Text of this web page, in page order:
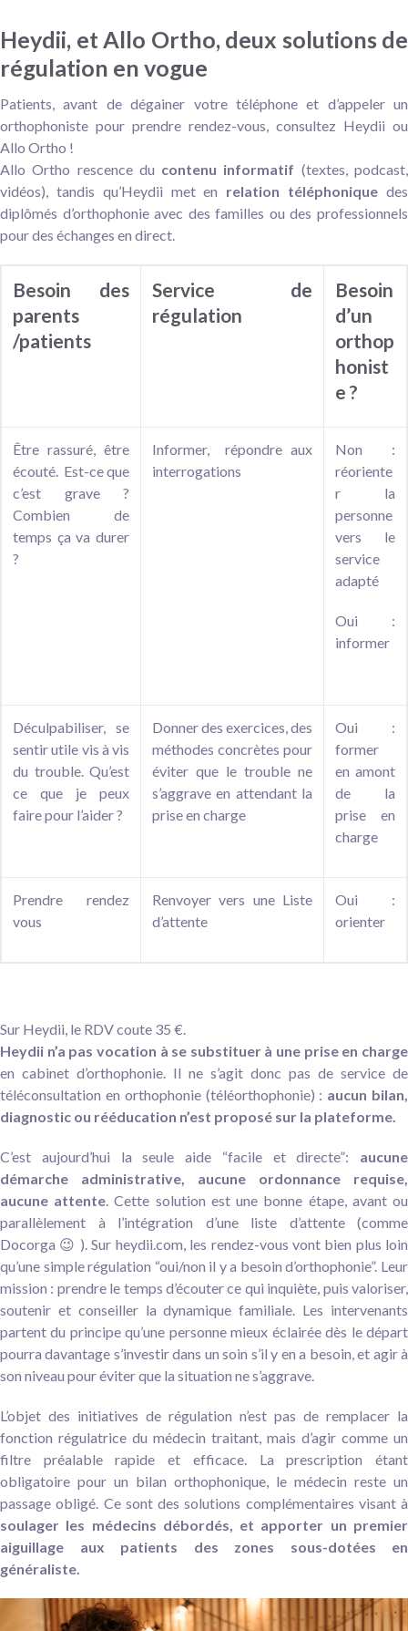
Heydii, et Allo Ortho, deux solutions de
régulation en vogue
Patients, avant de dégainer votre téléphone et d’appeler un
orthophoniste pour prendre rendez-vous, consultez Heydii ou
Allo Ortho !
Allo Ortho rescence du contenu informatif (textes, podcast,
vidéos), tandis qu’Heydii met en relation téléphonique des
diplômés d’orthophonie avec des familles ou des professionnels
pour des échanges en direct.
Besoin des
parents
/patients
Service de
régulation
Besoin
d’un
orthop
honist
e ?
Être rassuré, être
écouté. Est-ce que
c’est grave ?
Combien de
temps ça va durer
?
Informer, répondre aux
interrogations
Non :
réoriente
r la
personne
vers le
service
adapté
Oui :
informer
Déculpabiliser, se
sentir utile vis à vis
du trouble. Qu’est
ce que je peux
faire pour l’aider ?
Donner des exercices, des
méthodes concrètes pour
éviter que le trouble ne
s’aggrave en attendant la
prise en charge
Oui :
former
en amont
de la
prise en
charge
Prendre rendez
vous
Renvoyer vers une Liste
d’attente
Oui :
orienter
Sur Heydii, le RDV coute 35 €.
Heydii n’a pas vocation à se substituer à une prise en charge
en cabinet d’orthophonie. Il ne s’agit donc pas de service de
téléconsultation en orthophonie (téléorthophonie) : aucun bilan,
diagnostic ou rééducation n’est proposé sur la plateforme.
C’est aujourd’hui la seule aide “facile et directe”: aucune
démarche administrative, aucune ordonnance requise,
aucune attente.Cette solution est une bonne étape, avant ou
parallèlement à l’intégration d’une liste d’attente (comme
Docorga 😉 ). Sur heydii.com, les rendez-vous vont bien plus loin
qu’une simple régulation “oui/non il y a besoin d’orthophonie”. Leur
mission : prendre le temps d’écouter ce qui inquiète, puis valoriser,
soutenir et conseiller la dynamique familiale. Les intervenants
partent du principe qu’une personne mieux éclairée dès le départ
pourra davantage s’investir dans un soin s’il y en a besoin, et agir à
son niveau pour éviter que la situation ne s’aggrave.
L’objet des initiatives de régulation n’est pas de remplacer la
fonction régulatrice du médecin traitant, mais d’agir comme un
filtre préalable rapide et efficace. La prescription étant
obligatoire pour un bilan orthophonique, le médecin reste un
passage obligé. Ce sont des solutions complémentaires visant à
soulager les médecins débordés, et apporter un premier
aiguillage aux patients des zones sous-dotées en
généraliste.